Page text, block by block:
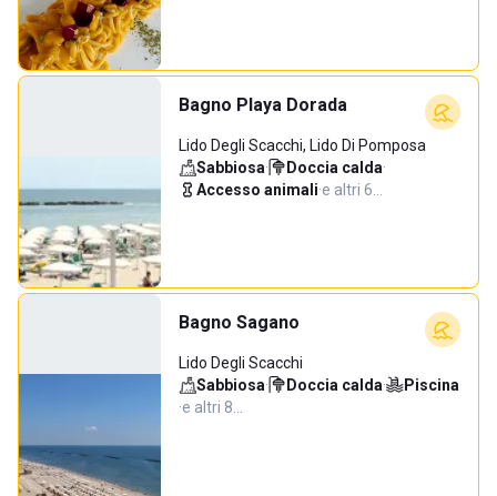
Bagno Playa Dorada
Lido Degli Scacchi, Lido Di Pomposa
Sabbiosa· Doccia calda·
Accesso animali·e altri 6…
Bagno Sagano
Lido Degli Scacchi
Sabbiosa· Doccia calda·
Piscina
·e altri 8…